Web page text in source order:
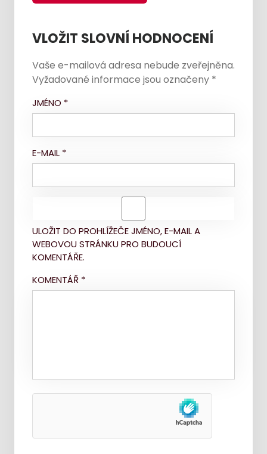
VLOŽIT SLOVNÍ HODNOCENÍ
Vaše e-mailová adresa nebude zveřejněna.
Vyžadované informace jsou označeny *
JMÉNO *
E-MAIL *
ULOŽIT DO PROHLÍŽEČE JMÉNO, E-MAIL A
WEBOVOU STRÁNKU PRO BUDOUCÍ
KOMENTÁŘE.
KOMENTÁŘ *